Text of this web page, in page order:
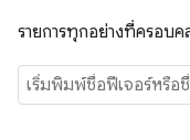
รายการทุกอย่างที่ครอบ